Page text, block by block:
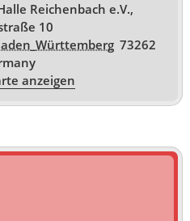
Reichenbach e.V.,
10
73262
anzeigen